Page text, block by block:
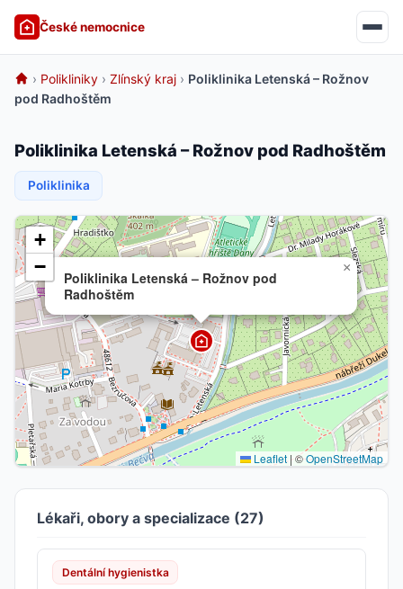
České nemocnice
› Polikliniky › Zlínský kraj › Poliklinika Letenská – Rožnov
pod Radhoštěm
Poliklinika Letenská – Rožnov pod Radhoštěm
Poliklinika
Poliklinika Letenská – Rožnov pod
Radhoštěm
×
+
−
Leaflet |©OpenStreetMap
Lékaři, obory a specializace (27)
Dentální hygienistka